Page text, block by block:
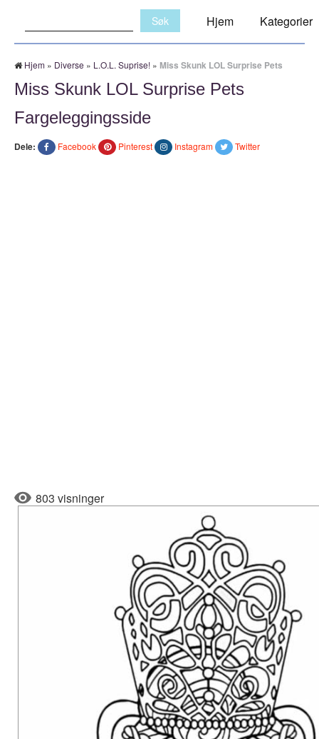
Hjem Kategorier
Hjem » Diverse » L.O.L. Suprise! » Miss Skunk LOL Surprise Pets
Miss Skunk LOL Surprise Pets
Fargeleggingsside
Dele: Facebook Pinterest Instagram Twitter
803 visninger